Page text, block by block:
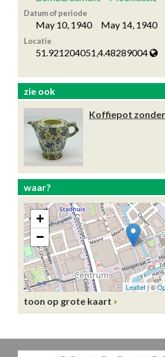
Datum of periode
May 10, 1940 May 14, 1940
Locatie
51.921204051,4.48289004
zie ook
Koffiepot
waar?
toon op grote kaart